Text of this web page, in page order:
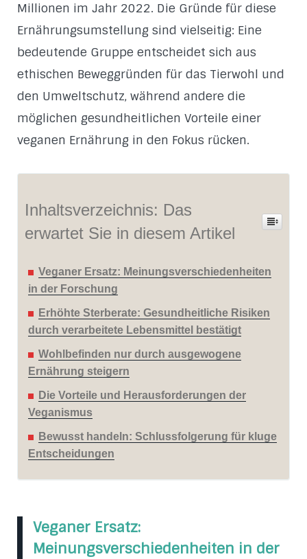
Millionen im Jahr 2022. Die Gründe für diese
Ernährungsumstellung sind vielseitig: Eine
bedeutende Gruppe entscheidet sich aus
ethischen Beweggründen für das Tierwohl und
den Umweltschutz, während andere die
möglichen gesundheitlichen Vorteile einer
veganen Ernährung in den Fokus rücken.
Inhaltsverzeichnis: Das
erwartet Sie in diesem Artikel
Veganer Ersatz: Meinungsverschiedenheiten
in der Forschung
Erhöhte Sterberate: Gesundheitliche Risiken
durch verarbeitete Lebensmittel bestätigt
Wohlbefinden nur durch ausgewogene
Ernährung steigern
Die Vorteile und Herausforderungen der
Veganismus
Bewusst handeln: Schlussfolgerung für kluge
Entscheidungen
Veganer Ersatz:
Meinungsverschiedenheiten in der